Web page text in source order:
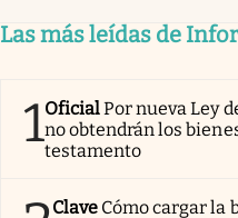
Las más leídas de
1OficialPor nueva Ley
no obtendrán los
testamento
Clave Cómo cargar la